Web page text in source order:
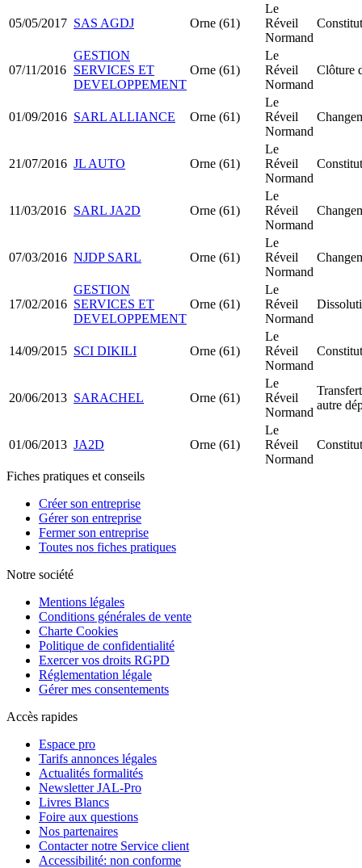
05/05/2017 SAS AGDJ Orne (61)
Le
Réveil
Normand
07/11/2016
GESTION
SERVICES ET
DEVELOPPEMENT
Orne (61)
Le
Réveil
Normand
Clôture
01/09/2016 SARL ALLIANCE Orne (61)
Le
Réveil
Normand
21/07/2016 JL AUTO Orne (61)
Le
Réveil
Normand
11/03/2016 SARL JA2D Orne (61)
Le
Réveil
Normand
07/03/2016 NJDP SARL Orne (61)
Le
Réveil
Normand
17/02/2016
GESTION
SERVICES ET
DEVELOPPEMENT
Orne (61)
Le
Réveil
Normand
14/09/2015 SCI DIKILI Orne (61)
Le
Réveil
Normand
20/06/2013 SARACHEL Orne (61)
Le
Réveil
Normand
autre
01/06/2013 JA2D Orne (61)
Le
Réveil
Normand
Fiches pratiques et conseils
Créer son entreprise
Gérer son entreprise
Fermer son entreprise
Toutes nos fiches pratiques
Notre société
Mentions légales
Conditions générales de vente
Charte Cookies
Politique de confidentialité
Exercer vos droits RGPD
Réglementation légale
Gérer mes consentements
Accès rapides
Espace pro
Tarifs annonces légales
Actualités formalités
Newsletter JAL-Pro
Livres Blancs
Foire aux questions
Nos partenaires
Contacter notre Service client
Accessibilité: non conforme